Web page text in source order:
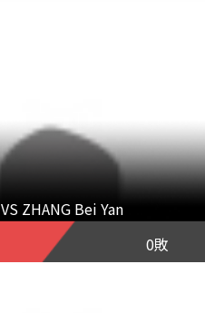
VS ZHANG Bei Yan
0敗